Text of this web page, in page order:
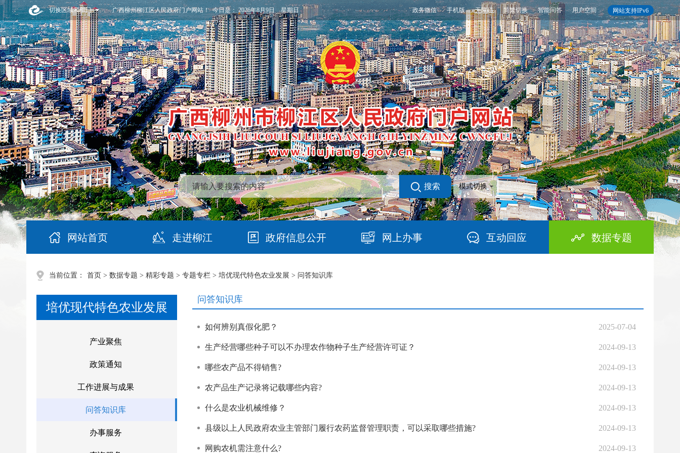
切换区域和部门 网站支持IPv6
政务微信 手机版 无障碍 简繁切换 智能问答 用户空间
广西柳州柳江区人民政府门户网站！ 今日是：2026年8月9日 星期日
搜索 模式切换
网站首页 走进柳江 政府信息公开 网上办事 互动回应 数据专题
当前位置： 首页 > 数据专题 > 精彩专题 > 专题专栏 > 培优现代特色农业发展 > 问答知识库
培优现代特色农业发展
产业聚焦
政策通知
工作进展与成果
问答知识库
办事服务
问答知识库
如何辨别真假化肥？ 2025-07-04
生产经营哪些种子可以不办理农作物种子生产经营许可证？ 2024-09-13
哪些农产品不得销售? 2024-09-13
农产品生产记录将记载哪些内容? 2024-09-13
什么是农业机械维修？ 2024-09-13
县级以上人民政府农业主管部门履行农药监督管理职责，可以采取哪些措施? 2024-09-13
网购农机需注意什么? 2024-09-13